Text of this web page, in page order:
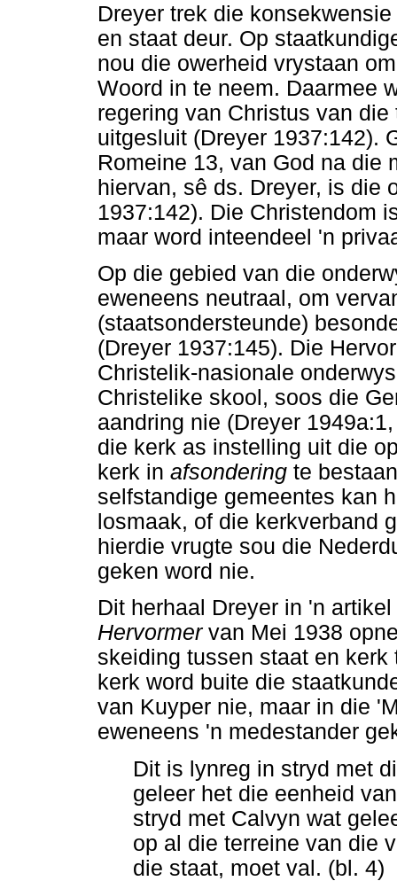
Dreyer trek die
en staat deur. Op
nou die owerheid vrystaan
Woord in te neem. Daarmee
regering van Christus van
uitgesluit (Dreyer 1937:142).
Romeine 13, van God na die
hiervan, sê ds. Dreyer, is die
1937:142). Die Christendom
maar word inteendeel 'n
Op die gebied van die
eweneens neutraal, om
(staatsondersteunde)
(Dreyer 1937:145). Die
Christelik-nasionale
Christelike skool, soos die
aandring nie (Dreyer
die kerk as instelling uit die
kerk in afsondering te
selfstandige gemeentes kan
losmaak, of die kerkverband
hierdie vrugte sou die
geken word nie.
Dit herhaal Dreyer in 'n
Hervormervan Mei 1938
skeiding tussen staat en
kerk word buite die
van Kuyper nie, maar in die
eweneens 'n medestander
Dit is lynreg in stryd met
geleer het die eenheid
stryd met Calvyn wat
op al die terreine van die
die staat, moet val. (bl. 4)